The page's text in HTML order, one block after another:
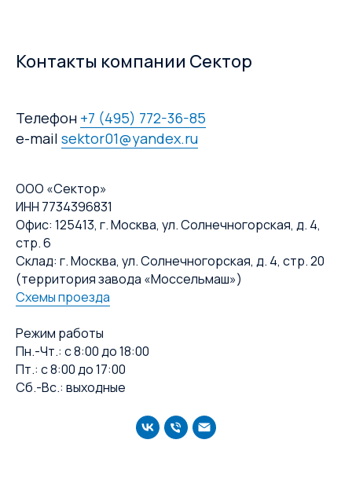
Контакты компании Сектор
Телефон +7 (495) 772-36-85
e-mail sektor01@yandex.ru
ООО «Сектор»
ИНН 7734396831
Офис: 125413, г. Москва, ул. Солнечногорская, д. 4,
стр. 6
Склад: г. Москва, ул. Солнечногорская, д. 4, стр. 20
(территория завода «Моссельмаш»)
Схемы проезда
Режим работы
Пн.-Чт.: с 8:00 до 18:00
Пт.: с 8:00 до 17:00
Сб.-Вс.: выходные